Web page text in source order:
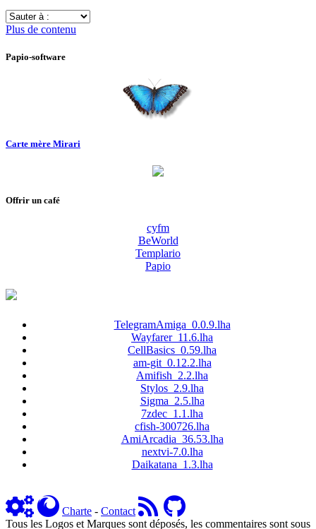
Sauter
à
Plus de contenu
Papio-software
Carte mère Mirari
Offrir un café
cyfm
BeWorld
Templario
Papio
TelegramAmiga_0.0.9.lha
Wayfarer_11.6.lha
CellBasics_0.59.lha
am-git_0.12.2.lha
Amifish_2.2.lha
Stylos_2.9.lha
Sigma_2.5.lha
7zdec_1.1.lha
cfish-300726.lha
AmiArcadia_36.53.lha
nextvi-7.0.lha
Daikatana_1.3.lha
Charte - Contact
Tous les Logos et Marques sont déposés, les commentaires sont sous